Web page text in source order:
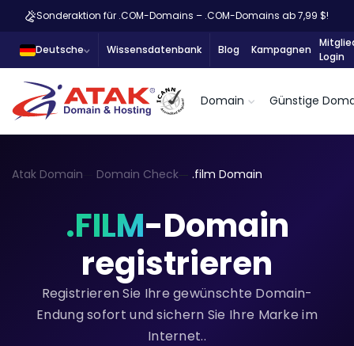
Sonderaktion für .COM-Domains – .COM-Domains ab 7,99 $!
Deutsche Wissensdatenbank Blog Kampagnen
Login
Domain Günstige
Atak Domain Domain Check .film Domain
.FILM-Domain
registrieren
Registrieren Sie Ihre gewünschte Domain-
Endung sofort und sichern Sie Ihre Marke im
Internet..